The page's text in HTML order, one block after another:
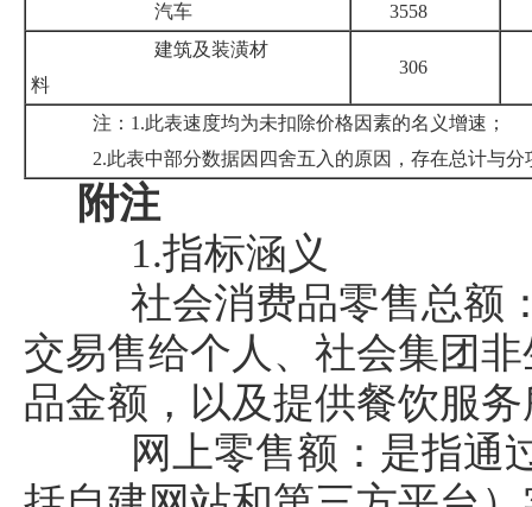
汽车
3558
建筑及装潢材
料
306
注：1.此表速度均为未扣除价格因素的名义增速；
2.此表中部分数据因四舍五入的原因，存在总计与分
附注
1.指标涵义
社会消费品零售总额
交易售给个人、社会集团
品金额，以及提供餐饮服
网上零售额：是指通